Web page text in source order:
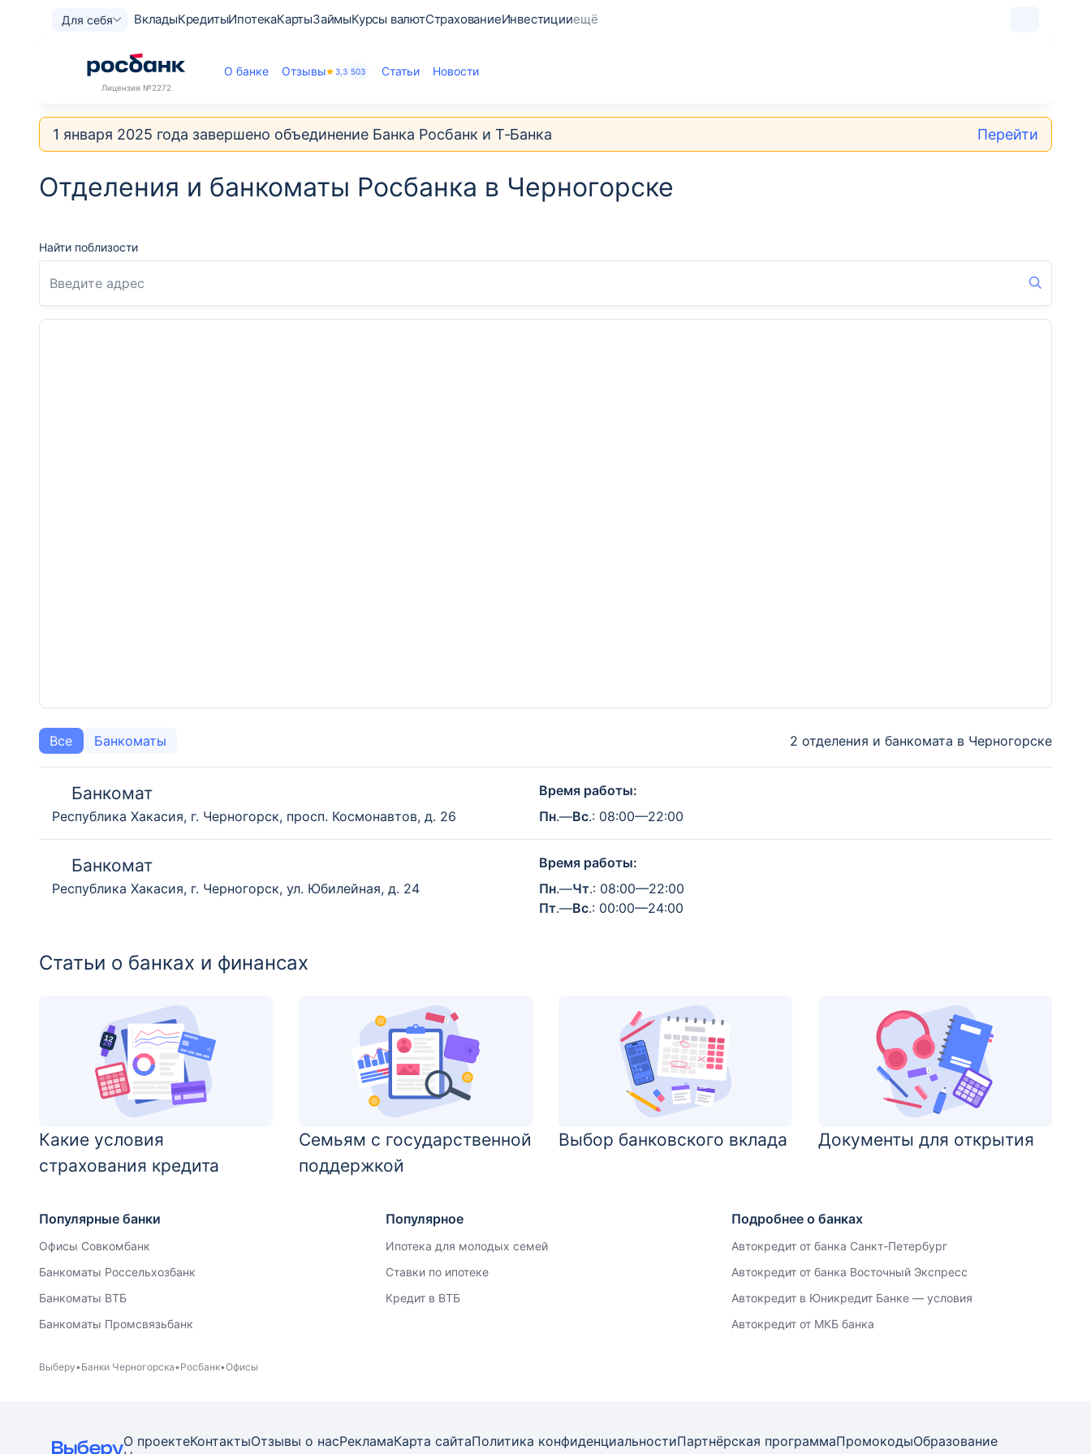
Для себя ВкладыКредитыИпотекаКартыЗаймыКурсы валютСтрахованиеИнвестицииещё
Лицензия №2272
О банке Отзывы 3,3 503 Статьи Новости
1 января 2025 года завершено объединение Банка Росбанк и Т‑Банка Перейти
Отделения и банкоматы Росбанка в Черногорске
Найти поблизости
Все Банкоматы 2 отделения и банкомата в Черногорске
Банкомат
Республика Хакасия, г. Черногорск, просп. Космонавтов, д. 26
Время работы:
Пн.—Вс.: 08:00—22:00
Банкомат
Республика Хакасия, г. Черногорск, ул. Юбилейная, д. 24
Время работы:
Пн.—Чт.: 08:00—22:00
Пт.—Вс.: 00:00—24:00
Статьи о банках и финансах
Какие условия
страхования кредита
Семьям с государственной
поддержкой
Выбор банковского вклада Документы для открытия
Популярные банки
Офисы Совкомбанк
Банкоматы Россельхозбанк
Банкоматы ВТБ
Банкоматы Промсвязьбанк
Популярное
Ипотека для молодых семей
Ставки по ипотеке
Кредит в ВТБ
Подробнее о банках
Автокредит от банка Санкт-Петербург
Автокредит от банка Восточный Экспресс
Автокредит в Юникредит Банке — условия
Автокредит от МКБ банка
Выберу Банки Черногорска Росбанк Офисы
О проектеКонтактыОтзывы о насРекламаКарта сайтаПолитика конфиденциальностиПартнёрская программаПромокодыОбразование